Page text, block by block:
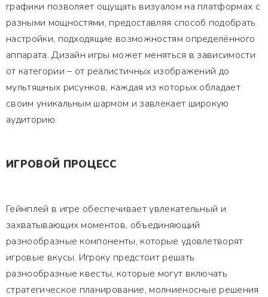
графики позволяет ощущать визуалом на платформах с
разными мощностями, предоставляя способ подобрать
настройки, подходящие возможностям определённого
аппарата. Дизайн игры может меняться в зависимости
от категории – от реалистичных изображений до
мультяшных рисунков, каждая из которых обладает
своим уникальным шармом и завлекает широкую
аудиторию.
ИГРОВОЙ ПРОЦЕСС
Геймплей в игре обеспечивает увлекательный и
захватывающих моментов, объединяющий
разнообразные компоненты, которые удовлетворят
игровые вкусы. Игроку предстоит решать
разнообразные квесты, которые могут включать
стратегическое планирование, молниеносные решения